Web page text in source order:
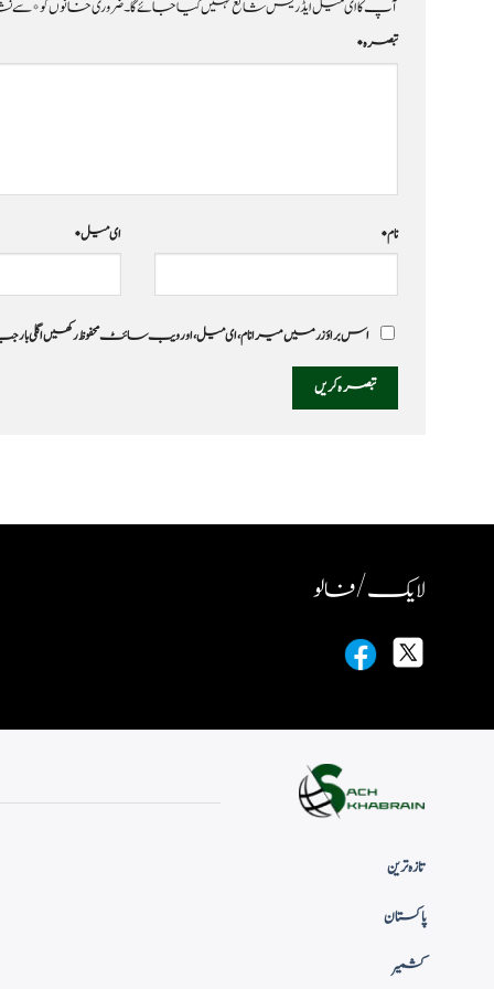
آپ کا ای میل ایڈریس شائع نہیں کیا جائے گا۔ضروری خانوں کو*سے
تبصرہ*
نام* ای میل*
اس براؤزر میں میرا نام، ای میل، اور ویب سائٹ محفوظ رکھیں اگلی
لایک / فالو
تازہ ترین
پاکستان
کشمیر